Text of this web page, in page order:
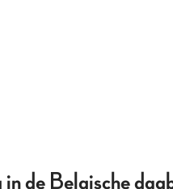
de Belgische